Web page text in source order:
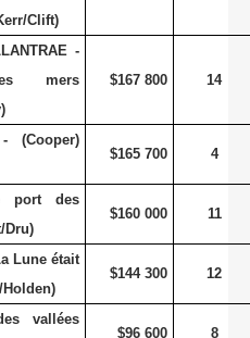
Clift)
-
mers
$167 800 14
(Cooper)
$165 700 4
port des
Dru)
$160 000 11
Lune était
$144 300 12
vallées
$96 600
8